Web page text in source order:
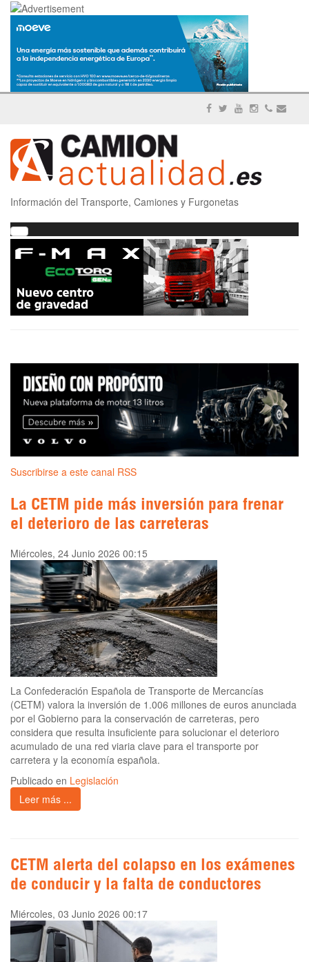
Información del Transporte, Camiones y Furgonetas
Suscribirse a este canal RSS
La CETM pide más inversión para frenar
el deterioro de las carreteras
Miércoles, 24 Junio 2026 00:15
La Confederación Española de Transporte de Mercancías
(CETM) valora la inversión de 1.006 millones de euros anunciada
por el Gobierno para la conservación de carreteras, pero
considera que resulta insuficiente para solucionar el deterioro
acumulado de una red viaria clave para el transporte por
carretera y la economía española.
Publicado en Legislación
Leer más ...
CETM alerta del colapso en los exámenes
de conducir y la falta de conductores
Miércoles, 03 Junio 2026 00:17